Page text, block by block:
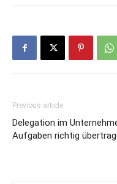
Previous article
Delegation im
Aufgaben richtig